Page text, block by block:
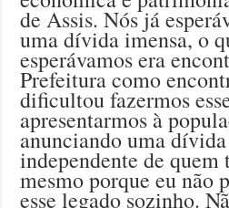
de Assis. Nós já
uma dívida imensa, o
esperávamos era
Prefeitura como
dificultou fazermos
apresentarmos à
anunciando uma
independente de quem
mesmo porque eu não
esse legado sozinho.